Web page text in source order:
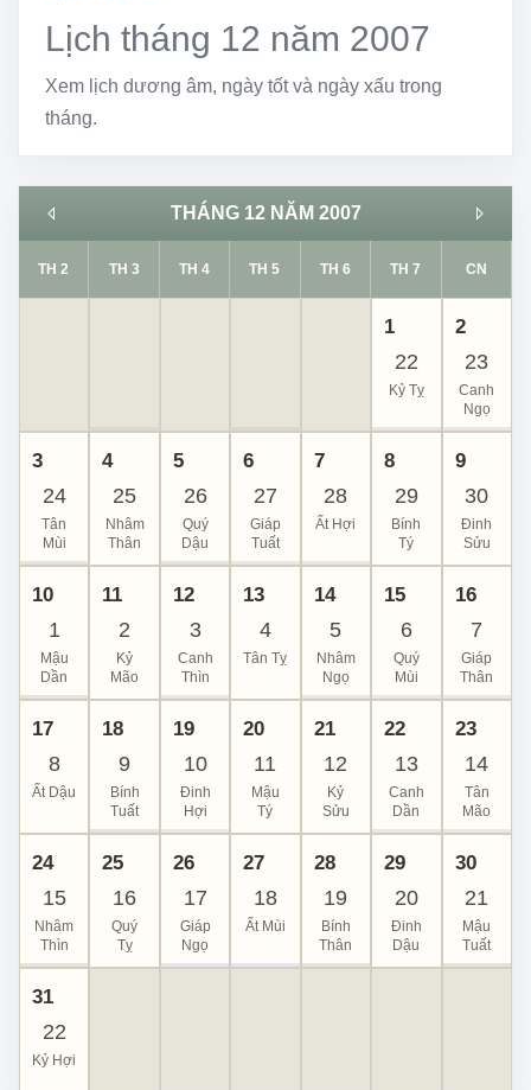
Lịch tháng 12 năm 2007
Xem lịch dương âm, ngày tốt và ngày xấu trong
tháng.
THÁNG 12 NĂM 2007
TH 2 TH 3 TH 4 TH 5 TH 6 TH 7 CN
1
22
Kỷ Tỵ
2
23
Canh
Ngọ
3
24
Tân
Mùi
4
25
Nhâm
Thân
5
26
Quý
Dậu
6
27
Giáp
Tuất
7
28
Ất Hợi
8
29
Bính
Tý
9
30
Đinh
Sửu
10
1
Mậu
Dần
11
2
Kỷ
Mão
12
3
Canh
Thìn
13
4
Tân Tỵ
14
5
Nhâm
Ngọ
15
6
Quý
Mùi
16
7
Giáp
Thân
17
8
Ất Dậu
18
9
Bính
Tuất
19
10
Đinh
Hợi
20
11
Mậu
Tý
21
12
Kỷ
Sửu
22
13
Canh
Dần
23
14
Tân
Mão
24
15
Nhâm
Thìn
25
16
Quý
Tỵ
26
17
Giáp
Ngọ
27
18
Ất Mùi
28
19
Bính
Thân
29
20
Đinh
Dậu
30
21
Mậu
Tuất
31
22
Kỷ Hợi